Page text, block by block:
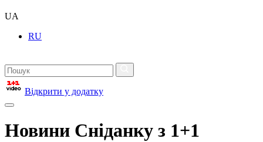
UA
RU
Відкрити у додатку
Новини Сніданку з 1+1